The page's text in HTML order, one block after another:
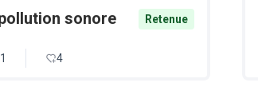
sonore Retenue
4